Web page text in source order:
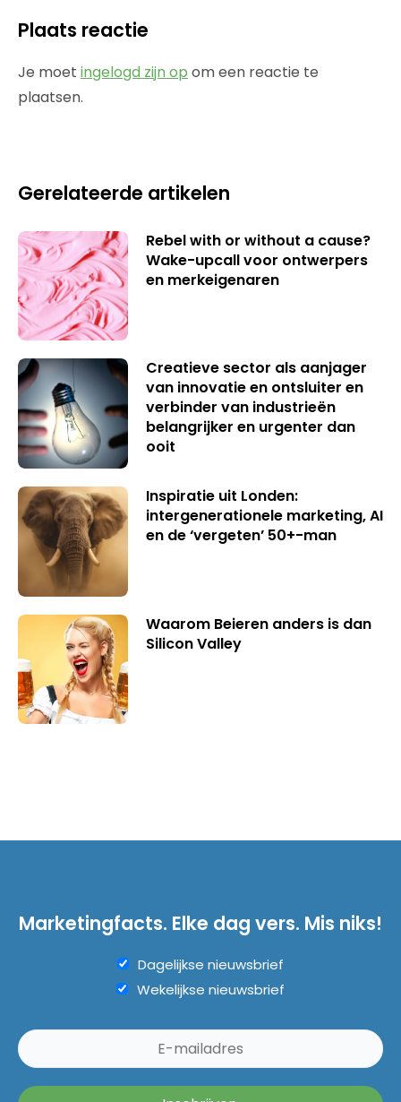
Plaats reactie
Je moet ingelogd zijn op om een reactie te
plaatsen.
Gerelateerde artikelen
Rebel with or without a cause?
Wake-upcall voor ontwerpers
en merkeigenaren
Creatieve sector als aanjager
van innovatie en ontsluiter en
verbinder van industrieën
belangrijker en urgenter dan
ooit
Inspiratie uit Londen:
intergenerationele marketing, AI
en de ‘vergeten’ 50+-man
Waarom Beieren anders is dan
Silicon Valley
Marketingfacts. Elke dag vers. Mis niks!
Dagelijkse nieuwsbrief
Wekelijkse nieuwsbrief